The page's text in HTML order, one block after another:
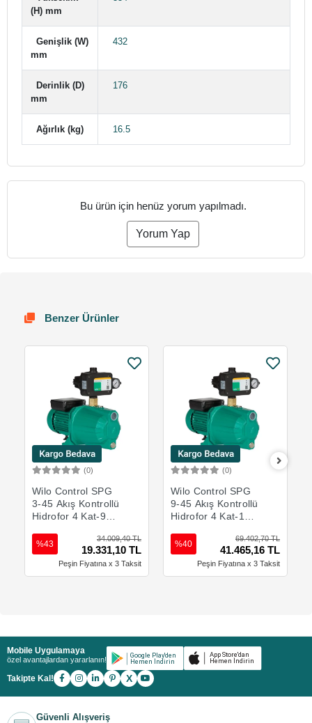
(H) mm
Genişlik (W)
mm
432
Derinlik (D)
mm
176
Ağırlık (kg) 16.5
Bu ürün için henüz yorum yapılmadı.
Yorum Yap
Benzer Ürünler
(0)
Wilo Control SPG
3-45 Akış Kontrollü
Hidrofor 4 Kat-9
34.009,40 TL
19.331,10 TL
%43
Peşin Fiyatına x 3 Taksit
(0)
Wilo Control SPG
9-45 Akış Kontrollü
Hidrofor 4 Kat-17
69.402,70 TL
41.465,16 TL
%40
Peşin Fiyatına x 3 Taksit
Mobile Uygulamaya
özel avantajlardan yararlanın!
Takipte Kal! X
Güvenli Alışveriş